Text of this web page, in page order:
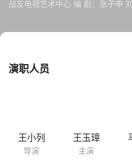
战友电视艺术中心 编 剧：张子申
川 美 工：甘少诚 贾 克 主要演员
武使用两个主力营，以极其猛烈的
演职人员
王小列
导演
王玉璋
主演